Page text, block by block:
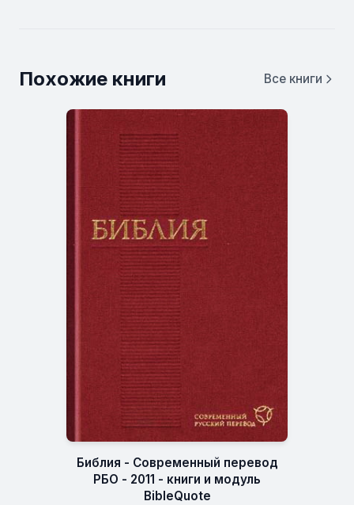
Похожие книги Все книги
Библия - Современный перевод
РБО - 2011 - книги и модуль
BibleQuote